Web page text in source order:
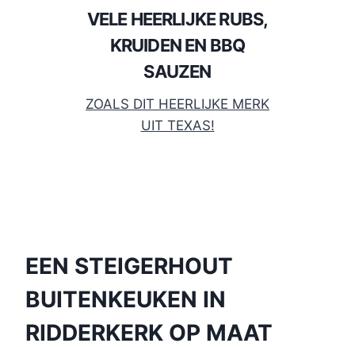
VELE HEERLIJKE RUBS,
KRUIDEN EN BBQ
SAUZEN
ZOALS DIT HEERLIJKE MERK
UIT TEXAS!
EEN STEIGERHOUT
BUITENKEUKEN IN
RIDDERKERK OP MAAT